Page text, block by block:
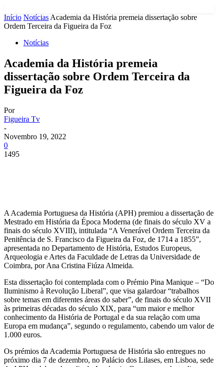
Início Notícias Academia da História premeia dissertação sobre
Ordem Terceira da Figueira da Foz
Notícias
Academia da História premeia
dissertação sobre Ordem Terceira da
Figueira da Foz
Por
Figueira Tv
-
Novembro 19, 2022
0
1495
A Academia Portuguesa da História (APH) premiou a dissertação de
Mestrado em História da Época Moderna (de finais do século XV a
finais do século XVIII), intitulada “A Venerável Ordem Terceira da
Penitência de S. Francisco da Figueira da Foz, de 1714 a 1855”,
apresentada no Departamento de História, Estudos Europeus,
Arqueologia e Artes da Faculdade de Letras da Universidade de
Coimbra, por Ana Cristina Fiúza Almeida.
Esta dissertação foi contemplada com o Prémio Pina Manique – “Do
Iluminismo à Revolução Liberal”, que visa galardoar “trabalhos
sobre temas em diferentes áreas do saber”, de finais do século XVII
às primeiras décadas do século XIX, para “um maior e melhor
conhecimento da História de Portugal e da sua relação com uma
Europa em mudança”, segundo o regulamento, cabendo um valor de
1.000 euros.
Os prémios da Academia Portuguesa de História são entregues no
próximo dia 7 de dezembro, no Palácio dos Lilases, em Lisboa, sede